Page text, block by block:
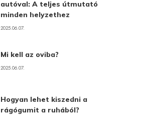
autóval: A teljes útmutató
minden helyzethez
2025.06.07.
Mi kell az oviba?
2025.06.07.
Hogyan lehet kiszedni a
rágógumit a ruhából?